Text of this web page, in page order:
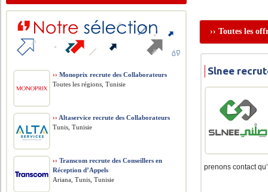
›› Toutes les
Slnee
prenons contact
›› Monoprix recrute des Collaborateurs
Toutes les régions, Tunisie
›› Altaservice recrute des Collaborateurs
Tunis, Tunisie
›› Transcom recrute des Conseillers en
Réception d’Appels
Ariana, Tunis, Tunisie